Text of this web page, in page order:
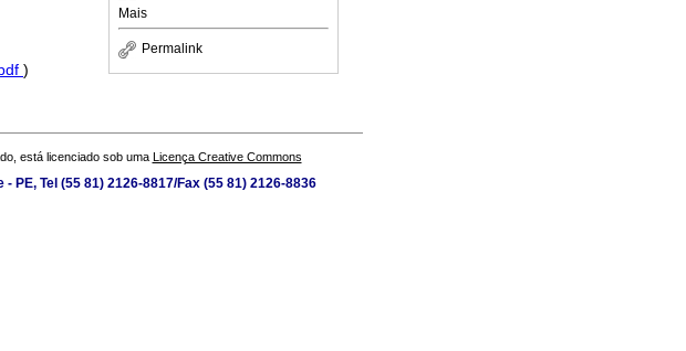
Mais
Permalink
)
está licenciado sob uma Licença Creative Commons
PE, Tel (55 81) 2126-8817/Fax (55 81) 2126-8836